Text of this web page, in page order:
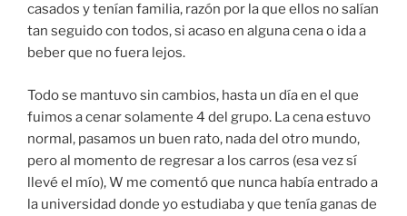
casados y tenían familia, razón por la que ellos no salían
tan seguido con todos, si acaso en alguna cena o ida a
beber que no fuera lejos.
Todo se mantuvo sin cambios, hasta un día en el que
fuimos a cenar solamente 4 del grupo. La cena estuvo
normal, pasamos un buen rato, nada del otro mundo,
pero al momento de regresar a los carros (esa vez sí
llevé el mío), W me comentó que nunca había entrado a
la universidad donde yo estudiaba y que tenía ganas de